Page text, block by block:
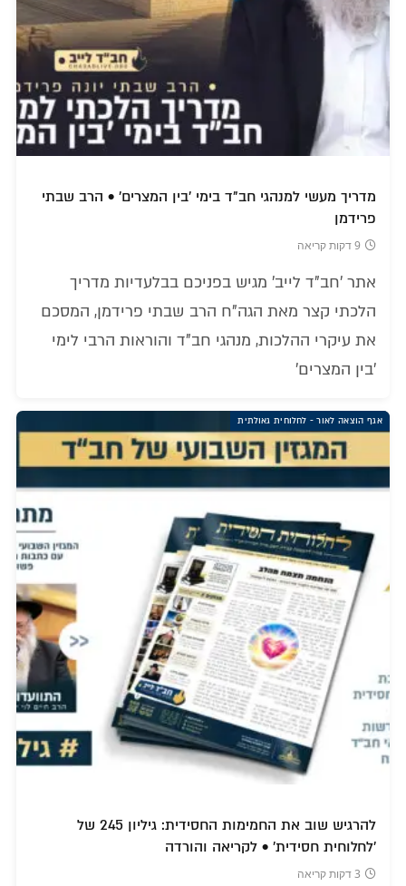
מדריך מעשי למנהגי חב"ד בימי 'בין המצרים' • הרב שבתי
פרידמן
9 דקות קריאה
אתר 'חב"ד לייב' מגיש בפניכם בבלעדיות מדריך
הלכתי קצר מאת הגה"ח הרב שבתי פרידמן, המסכם
את עיקרי ההלכות, מנהגי חב"ד והוראות הרבי לימי
'בין המצרים'
אגף הוצאה לאור - לחלוחית גאולתית
להרגיש שוב את החמימות החסידית: גיליון 245 של
'לחלוחית חסידית' • לקריאה והורדה
3 דקות קריאה